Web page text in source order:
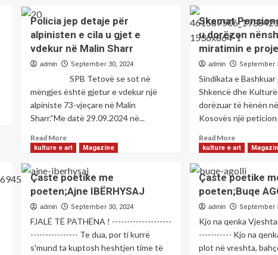
dorëheqje
deputetja
e
VV-
Kjo
qasje
e
drejtimit,
rezultuar
në
dhe
mungesë
transparence
brenda
organizatës
çmojë
më
mirë
ai
që
ka
provuar
në
e
–
LUSHAJ,
veteranë
i
UÇK-
Policia jep detaje për
alpinisten e cila u gjet e
vdekur në Malin Sharr
admin September 30, 2024
SPB Tetovë se sot në
mëngjes është gjetur e vdekur një
alpiniste 73-vjeçare në Malin
Sharr.“Me datë 29.09.2024 në...
Read MoreRead
more
Policia
jep
detaje
për
alpinisten
e
cila
u
Skemat
u dorëzon
miratimin e
admin September
Sindikata e Bashkuar
Shkencë dhe Kulturë
dorëzuar të hënën
Kosovës një peticion
Read MoreRead
more
Skemat
Pensionale,
SBAShK-
u
nënshkrimet
për
miratimin
kulture e art Magazine
Çaste poetike me
poeten;Ajne IBËRHYSAJ
admin September 30, 2024
FJALË TË PATHËNA ! --------------------
---------------- Te dua, por ti kurrë
s'mund ta kuptosh heshtjen time të
kulture e art
Çaste poetike
poeten;Buqe
admin September
Kjo na qenka
----------- Kjo na
plot në vreshta,